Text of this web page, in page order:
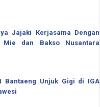
Jajaki Kerjasama Dengan
Mie dan Bakso Nusantara
Bantaeng Unjuk Gigi di IGA